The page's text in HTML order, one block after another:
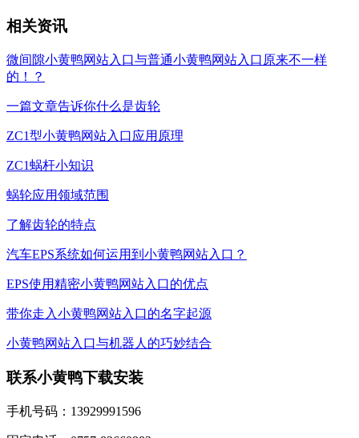
相关资讯
微间隙小黄鸭网站入口与普通小黄鸭网站入口原来不一样
的！？
一篇文章告诉你什么是齿轮
ZC1型小黄鸭网站入口应用原理
ZC1蜗杆小知识
蜗轮应用领域范围
了解齿轮的特点
汽车EPS系统如何运用到小黄鸭网站入口？
EPS使用精密小黄鸭网站入口的优点
带你走入小黄鸭网站入口的名字起源
小黄鸭网站入口与机器人的巧妙结合
联系小黄鸭下载安装
手机号码：13929991596